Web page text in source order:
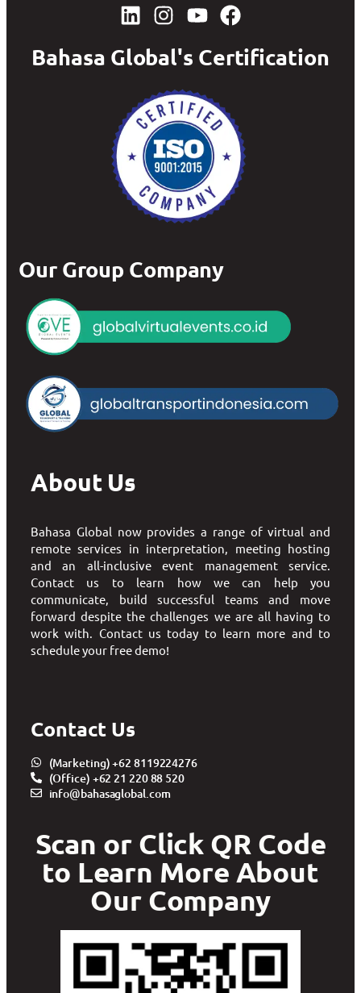
Bahasa Global's Certification
Our Group Company
About Us
Bahasa Global now provides a range of virtual and
remote services in interpretation, meeting hosting
and an all-inclusive event management service.
Contact us to learn how we can help you
communicate, build successful teams and move
forward despite the challenges we are all having to
work with. Contact us today to learn more and to
schedule your free demo!
Contact Us
(Marketing) +62 8119224276
(Office) +62 21 220 88 520
info@bahasaglobal.com
Scan or Click QR Code
to Learn More About
Our Company